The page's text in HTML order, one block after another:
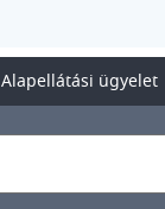
Alapellátási ügyelet